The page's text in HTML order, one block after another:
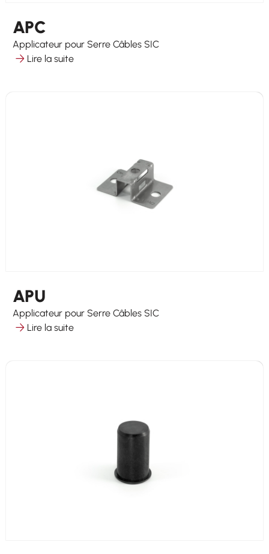
APC
Applicateur pour Serre Câbles SIC
Lire la suite
APU
Applicateur pour Serre Câbles SIC
Lire la suite